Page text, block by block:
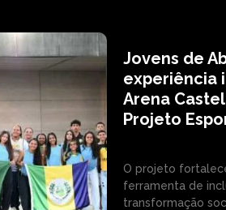
Jovens de
experiência
Arena
Projeto
O projeto
ferramenta de
transformação